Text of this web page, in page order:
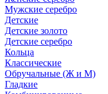
Мужские серебро
Детские
Детские золото
Детские серебро
Кольца
Классические
Обручальные (Ж и М)
Гладкие